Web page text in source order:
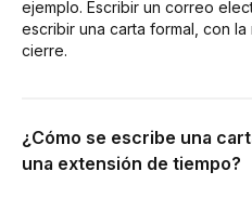
ejemplo. Escribir un correo
escribir una carta formal, con
cierre.
¿Cómo se escribe una
una extensión de tiempo?